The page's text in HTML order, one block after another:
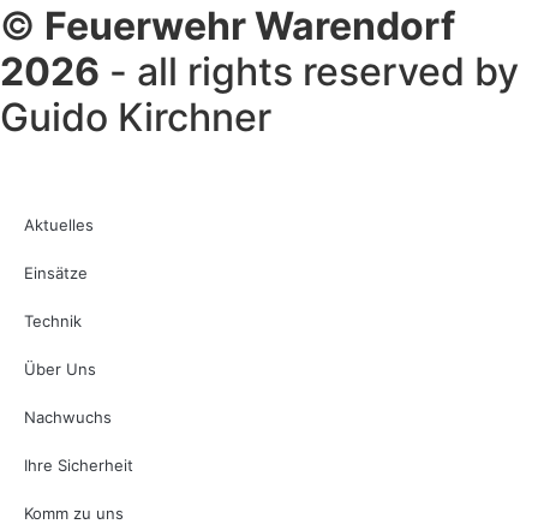
© Feuerwehr Warendorf
2026 - all rights reserved by
Guido Kirchner
Aktuelles
Einsätze
Technik
Über Uns
Nachwuchs
Ihre Sicherheit
Komm zu uns